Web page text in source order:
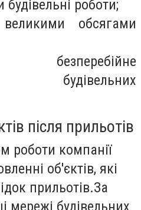
роботи;
обсягами
безперебійне
будівельних
після прильотів
роботи компанії
об'єктів, які
прильотів.За
мережі будівельних